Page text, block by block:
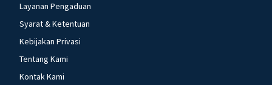
Layanan Pengaduan
Syarat & Ketentuan
Kebijakan Privasi
Tentang Kami
Kontak Kami